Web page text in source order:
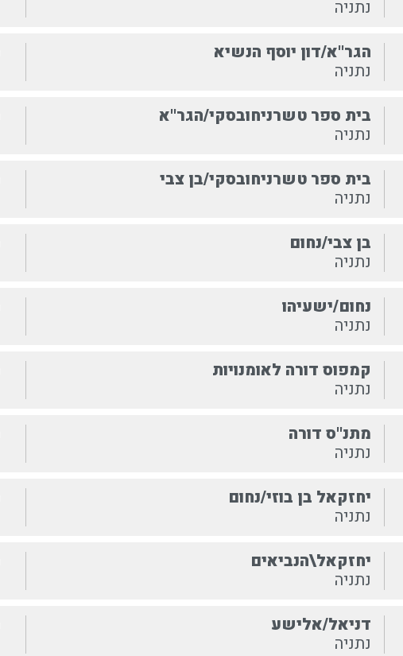
נתניה
הגר''א/דון יוסף הנשיא
נתניה
בית ספר טשרניחובסקי/הגר''א
נתניה
בית ספר טשרניחובסקי/בן צבי
נתניה
בן צבי/נחום
נתניה
נחום/ישעיהו
נתניה
קמפוס דורה לאומנויות
נתניה
מתנ''ס דורה
נתניה
יחזקאל בן בוזי/נחום
נתניה
יחזקאל\הנביאים
נתניה
דניאל/אלישע
נתניה